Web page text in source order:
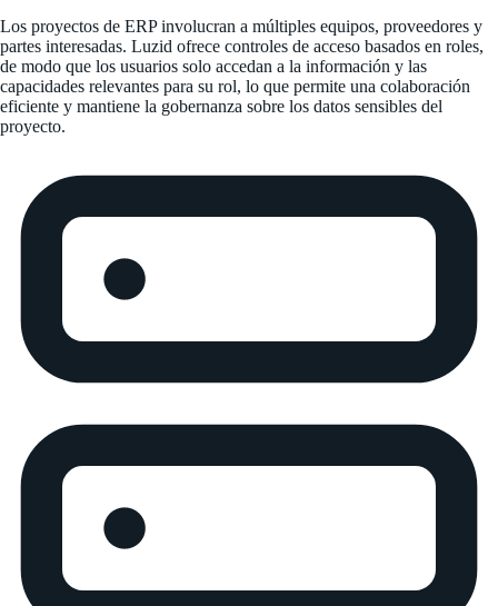
Los proyectos de ERP involucran a múltiples equipos, proveedores y
partes interesadas. Luzid ofrece controles de acceso basados en roles,
de modo que los usuarios solo accedan a la información y las
capacidades relevantes para su rol, lo que permite una colaboración
eficiente y mantiene la gobernanza sobre los datos sensibles del
proyecto.